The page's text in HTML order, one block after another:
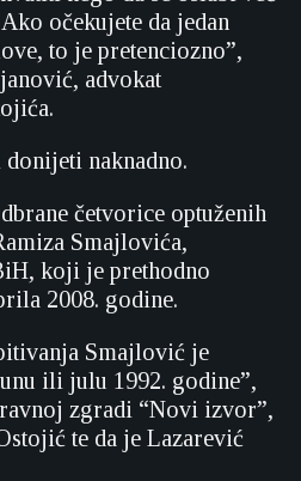
očekujete da jedan
to je pretenciozno”,
advokat
naknadno.
četvorice optuženih
Smajlovića,
koji je prethodno
2008. godine.
Smajlović je
ili julu 1992. godine”,
zgradi “Novi izvor”,
te da je Lazarević